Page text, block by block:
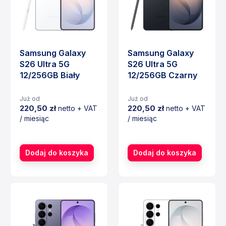
Samsung Galaxy
S26 Ultra 5G
12/256GB Biały
Już od
220,50 złnetto + VAT
/ miesiąc
Dodaj do koszyka
Samsung Galaxy
S26 Ultra 5G
12/256GB Czarny
Już od
220,50 złnetto + VAT
/ miesiąc
Dodaj do koszyka